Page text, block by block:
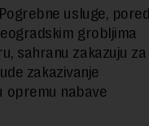
usluge, pored
grobljima
sahranu zakazuju za
zakazivanje
opremu nabave